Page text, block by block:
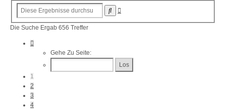
Suche
Die Suche Ergab 656 Treffer
Gehe Zu Seite:
1
2
3
4